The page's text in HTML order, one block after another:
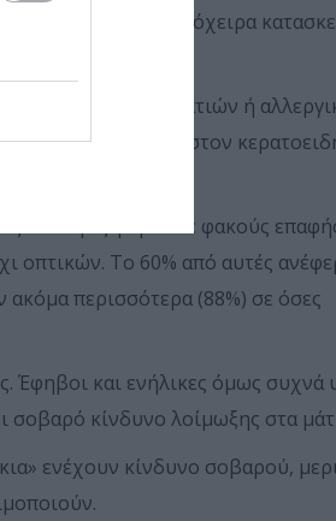
αν είναι πρόχειρα
λοιμώξεις των ματιών ή
ουλές στον
τέσσερις φορούσε φακούς
οπτικών. Το 60% από αυτές
περισσότερα (88%) σε όσες
Έφηβοι και ενήλικες όμως συχνά
σοβαρό κίνδυνο λοίμωξης στα
ενέχουν κίνδυνο σοβαρού,